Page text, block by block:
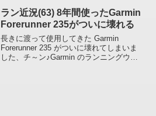
ラン近況(63) 8年間使ったGarmin
Forerunner 235がついに壊れる
長きに渡って使用してきた Garmin
Forerunner 235 がついに壊れてしまいま
した、チ～ン♪Garmin のランニングウォ